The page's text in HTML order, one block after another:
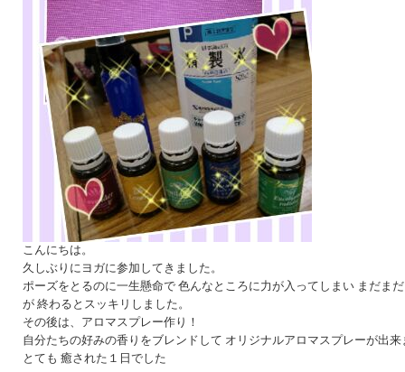
こんにちは。
久しぶりにヨガに参加してきました。
ポーズをとるのに一生懸命で 色んなところに力が入ってしまい まだま
が 終わるとスッキリしました。
その後は、アロマスプレー作り！
自分たちの好みの香りをブレンドして オリジナルアロマスプレーが出来
とても 癒された１日でした